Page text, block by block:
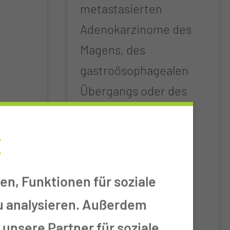
metastasierten
Adenokarzinome des
Magens, des
gastroösophagealen
Übergangs oder des
Ösophagus
Funktionen für soziale
analysieren. Außerdem